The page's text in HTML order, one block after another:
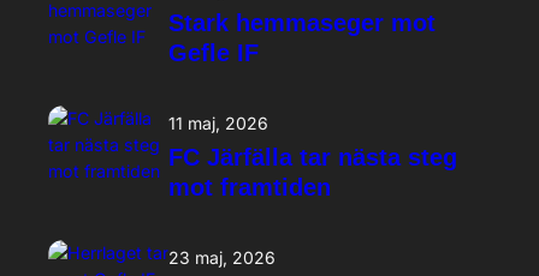
Stark hemmaseger mot
Gefle IF
11 maj, 2026
FC Järfälla tar nästa steg
mot framtiden
23 maj, 2026